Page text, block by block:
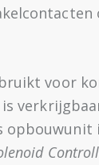
voor
opbouwunit